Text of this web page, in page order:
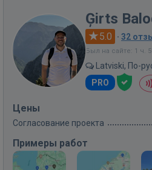
Ģirts
5.0 · 32
Был на сайте: 1 ч.
Latviski, По-
PRO
Цены
Согласование проекта
Примеры работ